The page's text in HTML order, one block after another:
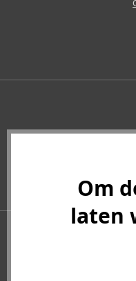
Beverly Hills
Bill Blass (4)
Bob Mackie
Boucheron
Om
laten